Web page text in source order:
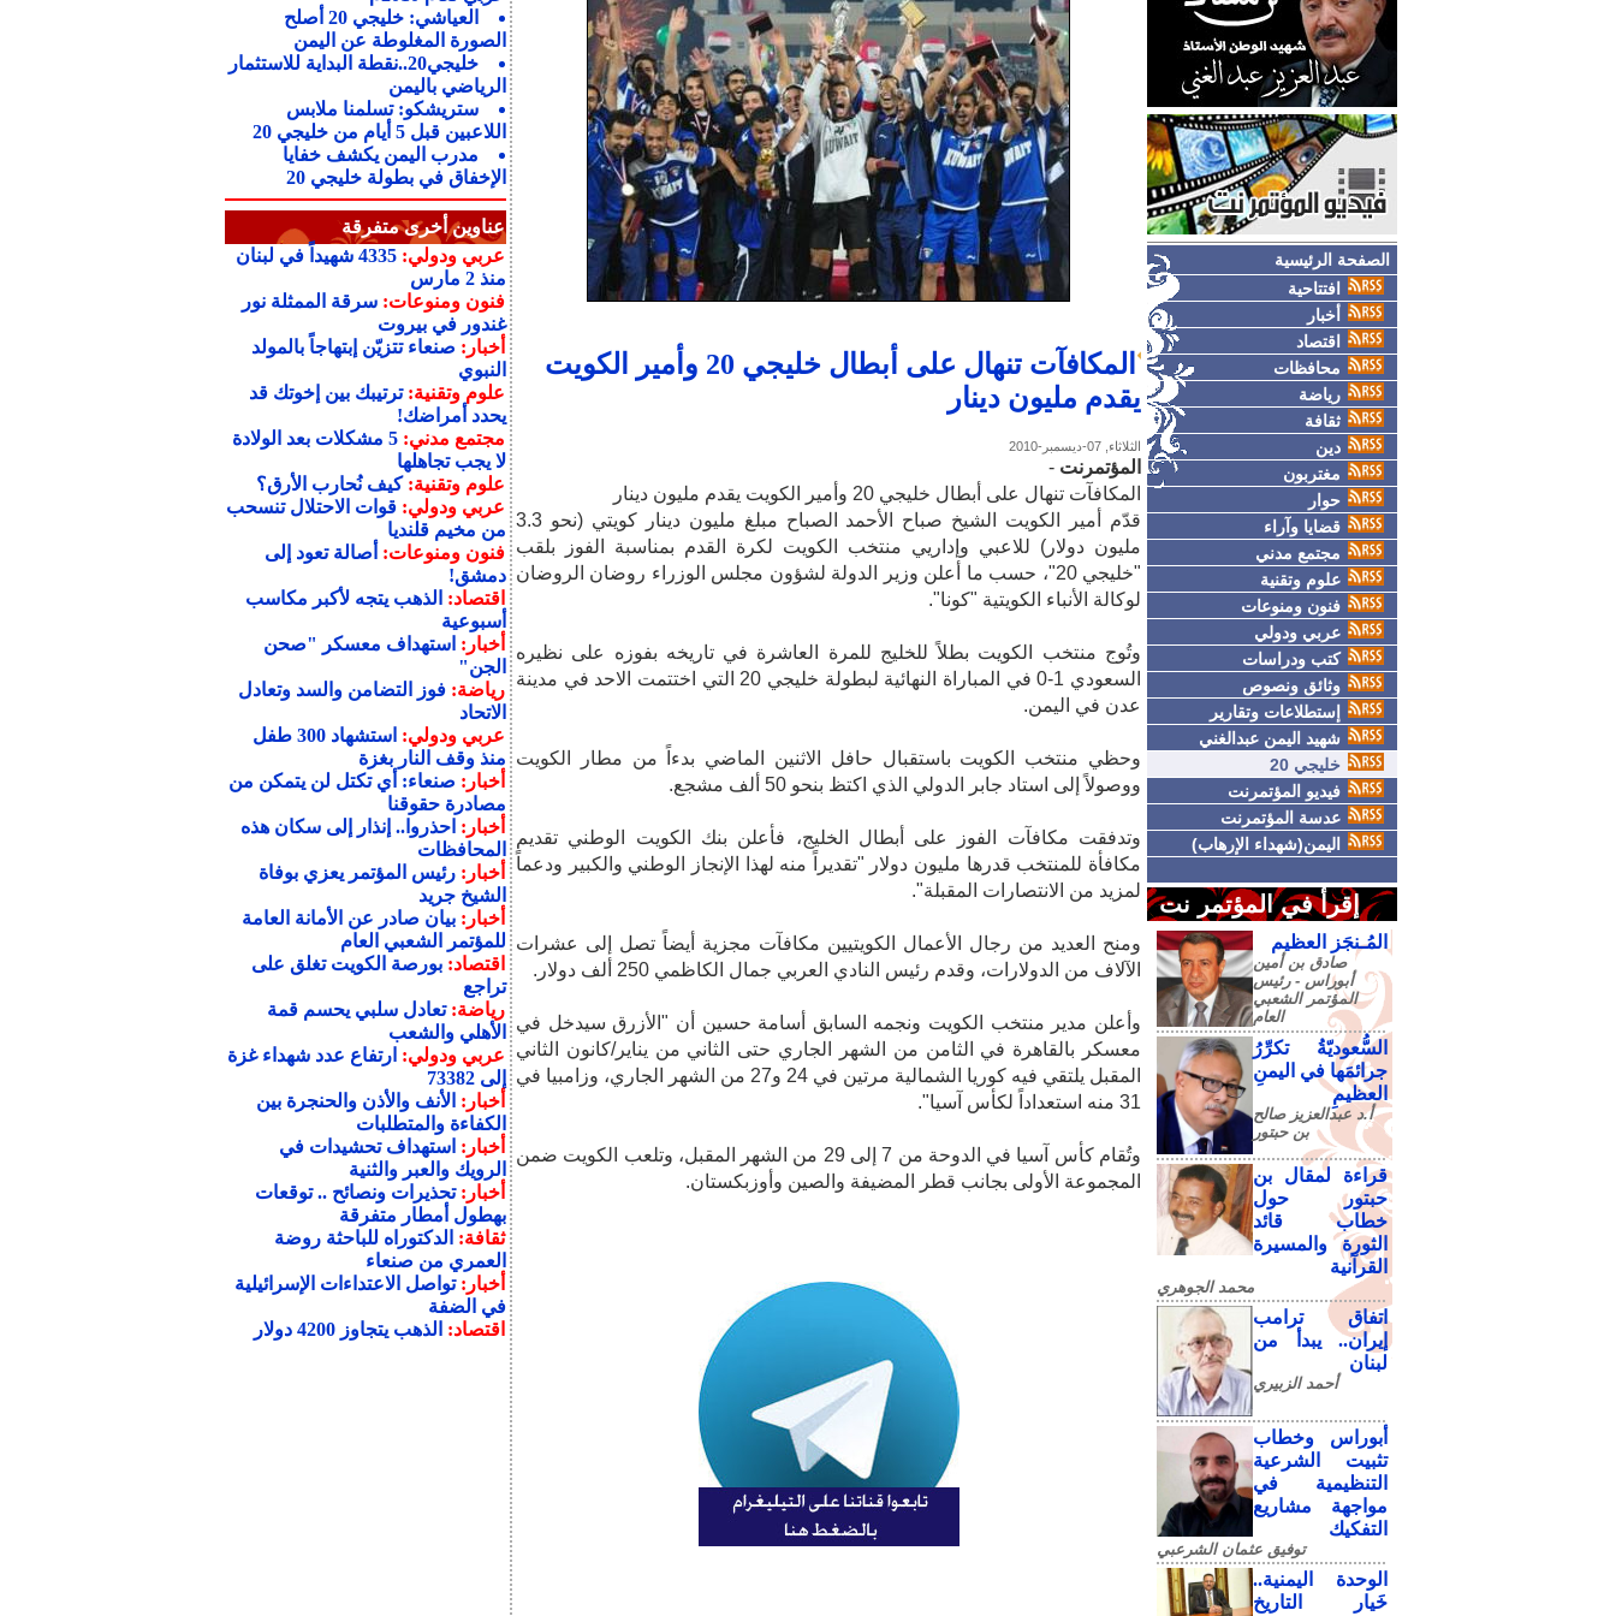
الصفحة الرئيسية
افتتاحية
أخبار
اقتصاد
محافظات
رياضة
ثقافة
دين
مغتربون
حوار
قضايا وآراء
مجتمع مدني
علوم وتقنية
فنون ومنوعات
عربي ودولي
كتب ودراسات
وثائق ونصوص
إستطلاعات وتقارير
شهيد اليمن عبدالغني
خليجي 20
فيديو المؤتمرنت
عدسة المؤتمرنت
اليمن(شهداء الإرهاب)
إقرأ في المؤتمر نت
المُـنجَز العظيم
صادق‮ ‬بن‮ ‬أمين‮
‬أبوراس - رئيس‮
‬المؤتمر‮ ‬الشعبي‮
‬العام
السُّعوديّةُ تكرِّرُ
جرائمَها في اليمنِ
العظيمِ
أ.د عبدالعزيز صالح
بن حبتور
قراءة لمقال بن
حبتور حول
خطاب قائد
الثورة والمسيرة
القرآنية
محمد الجوهري
اتفاق ترامب
إيران.. يبدأ من
لبنان
أحمد الزبيري
أبوراس وخطاب
تثبيت الشرعية
التنظيمية في
مواجهة مشاريع
التفكيك
توفيق عثمان الشرعبي
الوحدة اليمنية..
خَيار التاريخ
المكافآت تنهال على أبطال خليجي 20 وأمير الكويت
يقدم مليون دينار
الثلاثاء, 07-ديسمبر-2010
المؤتمرنت -
المكافآت تنهال على أبطال خليجي 20 وأمير الكويت يقدم مليون دينار
قدّم أمير الكويت الشيخ صباح الأحمد الصباح مبلغ مليون دينار كويتي (نحو 3.3
مليون دولار) للاعبي وإداريي منتخب الكويت لكرة القدم بمناسبة الفوز بلقب
"خليجي 20"، حسب ما أعلن وزير الدولة لشؤون مجلس الوزراء روضان الروضان
لوكالة الأنباء الكويتية "كونا".
وتُوج منتخب الكويت بطلاً للخليج للمرة العاشرة في تاريخه بفوزه على نظيره
السعودي 1-0 في المباراة النهائية لبطولة خليجي 20 التي اختتمت الاحد في مدينة
عدن في اليمن.
وحظي منتخب الكويت باستقبال حافل الاثنين الماضي بدءاً من مطار الكويت
ووصولاً إلى استاد جابر الدولي الذي اكتظ بنحو 50 ألف مشجع.
وتدفقت مكافآت الفوز على أبطال الخليج، فأعلن بنك الكويت الوطني تقديم
مكافأة للمنتخب قدرها مليون دولار "تقديراً منه لهذا الإنجاز الوطني والكبير ودعماً
لمزيد من الانتصارات المقبلة".
ومنح العديد من رجال الأعمال الكويتيين مكافآت مجزية أيضاً تصل إلى عشرات
الآلاف من الدولارات، وقدم رئيس النادي العربي جمال الكاظمي 250 ألف دولار.
وأعلن مدير منتخب الكويت ونجمه السابق أسامة حسين أن "الأزرق سيدخل في
معسكر بالقاهرة في الثامن من الشهر الجاري حتى الثاني من يناير/كانون الثاني
المقبل يلتقي فيه كوريا الشمالية مرتين في 24 و27 من الشهر الجاري، وزامبيا في
31 منه استعداداً لكأس آسيا".
وتُقام كأس آسيا في الدوحة من 7 إلى 29 من الشهر المقبل، وتلعب الكويت ضمن
المجموعة الأولى بجانب قطر المضيفة والصين وأوزبكستان.
العياشي: خليجي 20 أصلح
الصورة المغلوطة عن اليمن
خليجي20..نقطة البداية للاستثمار
الرياضي باليمن
ستريشكو: تسلمنا ملابس
اللاعبين قبل 5 أيام من خليجي 20
مدرب اليمن يكشف خفايا
الإخفاق في بطولة خليجي 20
عناوين أخرى متفرقة
عربي ودولي:
4335 شهيداً في لبنان
منذ 2 مارس
فنون ومنوعات:سرقة الممثلة نور
غندور في بيروت
أخبار: صنعاء تتزيّن إبتهاجاً بالمولد
النبوي
علوم وتقنية:ترتيبك بين إخوتك قد
يحدد أمراضك!
مجتمع مدني:
5 مشكلات بعد الولادة
لا يجب تجاهلها
علوم وتقنية:كيف نُحارب الأرق؟
عربي ودولي:قوات الاحتلال تنسحب
من مخيم قلنديا
فنون ومنوعات: أصالة تعود إلى
دمشق!
اقتصاد: الذهب يتجه لأكبر مكاسب
أسبوعية
أخبار: استهداف معسكر "صحن
الجن"
رياضة:فوز التضامن والسد وتعادل
الاتحاد
عربي ودولي:
استشهاد 300 طفل
منذ وقف النار بغزة
أخبار: صنعاء: أي تكتل لن يتمكن من
مصادرة حقوقنا
أخبار: احذروا.. إنذار إلى سكان هذه
المحافظات
أخبار:رئيس المؤتمر يعزي بوفاة
الشيخ جريد
أخبار:بيان صادر عن الأمانة العامة
للمؤتمر الشعبي العام
اقتصاد:بورصة الكويت تغلق على
تراجع
رياضة:تعادل سلبي يحسم قمة
الأهلي والشعب
عربي ودولي: ارتفاع عدد شهداء غزة
إلى 73382
أخبار: الأنف والأذن والحنجرة بين
الكفاءة والمتطلبات
أخبار: استهداف تحشيدات في
الرويك والعبر والثنية
أخبار:تحذيرات ونصائح .. توقعات
بهطول أمطار متفرقة
ثقافة: الدكتوراه للباحثة روضة
العمري من صنعاء
أخبار:تواصل الاعتداءات الإسرائيلية
في الضفة
اقتصاد: الذهب يتجاوز 4200 دولار